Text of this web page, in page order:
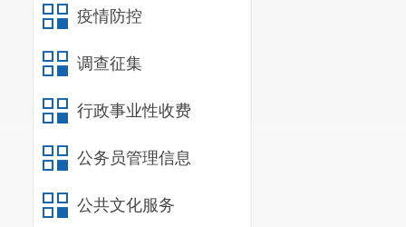
疫情防控
调查征集
行政事业性收费
公务员管理信息
公共文化服务